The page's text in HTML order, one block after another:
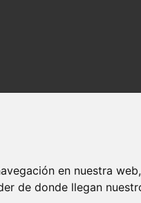
en nuestra
de donde llegan